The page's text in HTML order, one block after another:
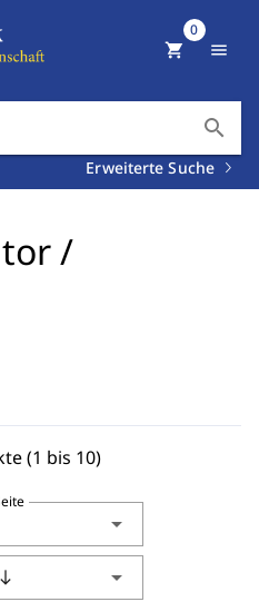
search
Erweiterte Suche
shopping_cart
0
menu
/
(1 bis 10)
arrow_drop_down
south arrow_drop_down